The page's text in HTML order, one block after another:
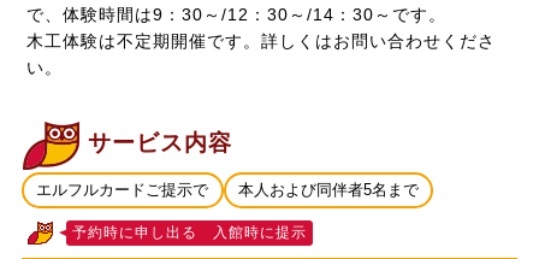
で、体験時間は9：30～/12：30～/14：30～です。
木工体験は不定期開催です。詳しくはお問い合わせくださ
い。
サービス内容
エルフルカードご提示で 本人および同伴者5名まで
予約時に申し出る 入館時に提示